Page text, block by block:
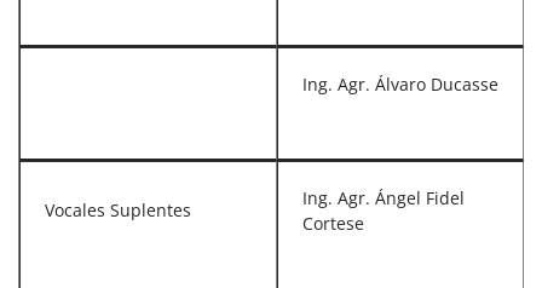
Ing. Agr. Álvaro Ducasse
Vocales Suplentes
Ing. Agr. Ángel Fidel
Cortese